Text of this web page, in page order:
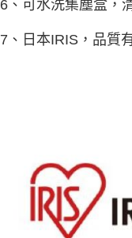
6、可水洗集塵盒，
7、日本IRIS，品質